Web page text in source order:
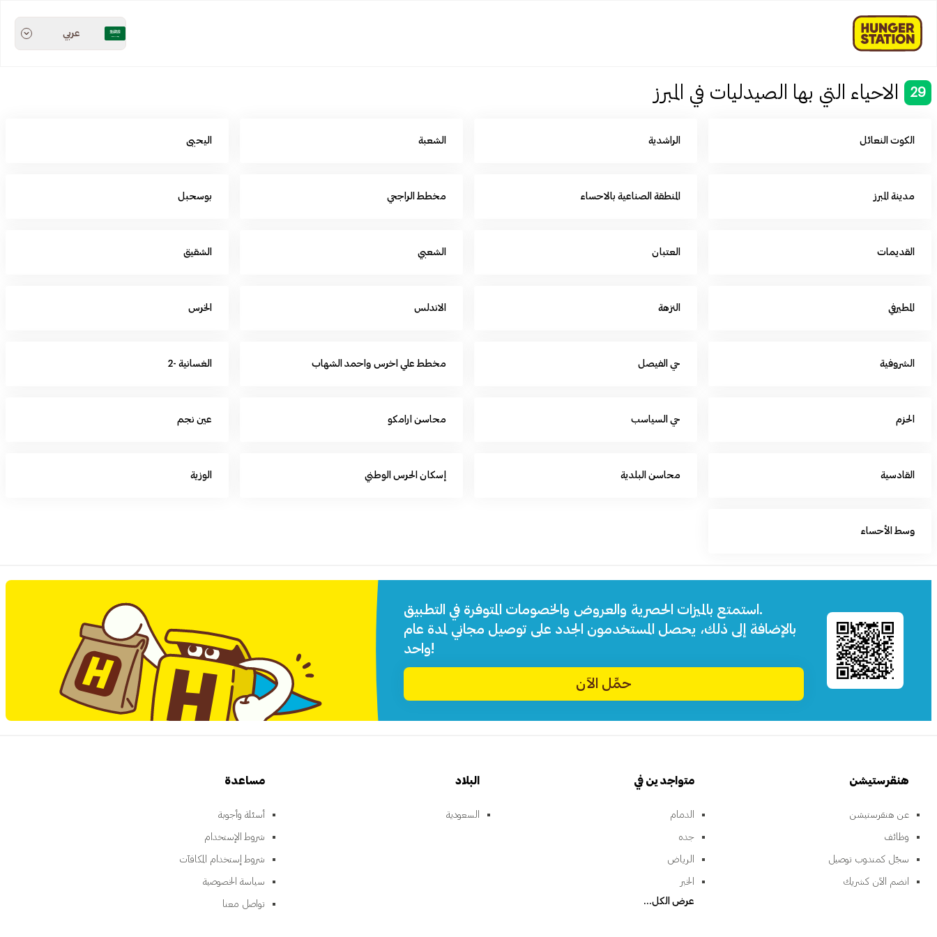
عربي
29 الاحياء التي بها الصيدليات في المبرز
الكوت النعائل الراشدية الشعبة اليحيى
مدينة المبرز المنطقة الصناعية بالاحساء مخطط الراجحي بوسحبل
القديمات العتبان الشعبي الشقيق
المطيرفي النزهة الاندلس الخرس
الشروفية حي الفيصل مخطط علي اخرس واحمد الشهاب الغسانية -2
الحزم حي السياسب محاسن ارامكو عين نجم
القادسية محاسن البلدية إسكان الحرس الوطني الوزية
وسط الأحساء
استمتع بالميزات الحصرية والعروض والخصومات المتوفرة في التطبيق.
بالإضافة إلى ذلك، يحصل المستخدمون الجدد على توصيل مجاني لمدة عام
واحد!
حمِّل الآن
هنقرستيشن
عن هنقرستيشن
وظائف
سجّل كمندوب توصيل
انضم الآن كشريك
متواجدين في
الدمام
جده
الرياض
الخبر
عرض الكل...
البلاد
السعودية
مساعدة
أسئلة وأجوبة
شروط الإستخدام
شروط إستخدام المكافآت
سياسة الخصوصية
تواصل معنا